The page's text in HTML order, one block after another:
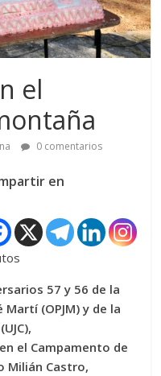
el
0 comentarios
en
57 y 56 de la
(OPJM) y de la
el Campamento de
Milián Castro,